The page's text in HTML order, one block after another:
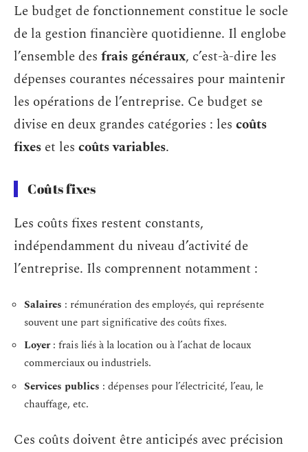
Le budget de fonctionnement constitue le socle
de la gestion financière quotidienne. Il englobe
l’ensemble des frais généraux, c’est-à-dire les
dépenses courantes nécessaires pour maintenir
les opérations de l’entreprise. Ce budget se
divise en deux grandes catégories : les coûts
fixes et les coûts variables.
Coûts fixes
Les coûts fixes restent constants,
indépendamment du niveau d’activité de
l’entreprise. Ils comprennent notamment :
Salaires : rémunération des employés, qui représente
souvent une part significative des coûts fixes.
Loyer: frais liés à la location ou à l’achat de locaux
commerciaux ou industriels.
Services publics : dépenses pour l’électricité, l’eau, le
chauffage, etc.
Ces coûts doivent être anticipés avec précision